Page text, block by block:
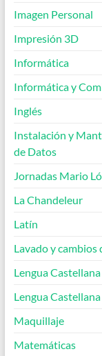
Imagen Personal
Impresión 3D
Informática
Informática y
Inglés
Instalación y
de Datos
Jornadas Mario
La Chandeleur
Latín
Lavado y cambios
Lengua
Lengua
Maquillaje
Matemáticas